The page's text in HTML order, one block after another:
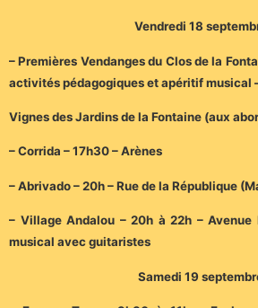
Vendredi 18
– Premières Vendanges du Clos de la
activités pédagogiques et apéritif musical
Vignes des Jardins de la Fontaine (aux
– Corrida – 17h30 – Arènes
– Abrivado – 20h – Rue de la République
– Village Andalou – 20h à 22h – Avenue
musical avec guitaristes
Samedi 19